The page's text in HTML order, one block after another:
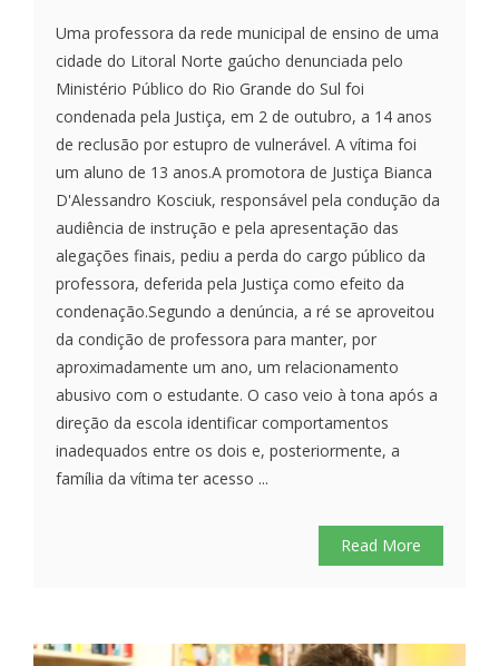
Uma professora da rede municipal de ensino de uma
cidade do Litoral Norte gaúcho denunciada pelo
Ministério Público do Rio Grande do Sul foi
condenada pela Justiça, em 2 de outubro, a 14 anos
de reclusão por estupro de vulnerável. A vítima foi
um aluno de 13 anos.A promotora de Justiça Bianca
D'Alessandro Kosciuk, responsável pela condução da
audiência de instrução e pela apresentação das
alegações finais, pediu a perda do cargo público da
professora, deferida pela Justiça como efeito da
condenação.Segundo a denúncia, a ré se aproveitou
da condição de professora para manter, por
aproximadamente um ano, um relacionamento
abusivo com o estudante. O caso veio à tona após a
direção da escola identificar comportamentos
inadequados entre os dois e, posteriormente, a
família da vítima ter acesso ...
Read More